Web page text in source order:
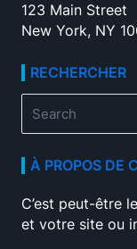
123 Main Street
New York, NY
RECHERCHER
Search
for:
À PROPOS DE
C’est peut-être
et votre site ou